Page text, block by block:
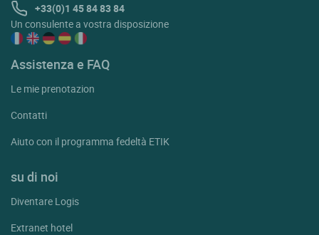
+33(0)1 45 84 83 84
Un consulente a vostra disposizione
Assistenza e FAQ
Le mie prenotazion
Contatti
Aiuto con il programma fedeltà ETIK
su di noi
Diventare Logis
Extranet hotel